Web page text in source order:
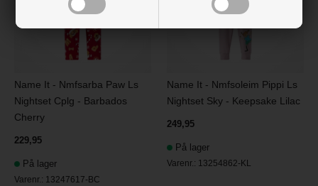
Name It - Nmfsarba Paw Ls
Nightset Cplg - Barbados
Cherry
229,95
På lager
Varenr.: 13247617-BC
Name It - Nmfsoleim Pippi Ls
Nightset Sky - Keepsake Lilac
249,95
På lager
Varenr.: 13254862-KL